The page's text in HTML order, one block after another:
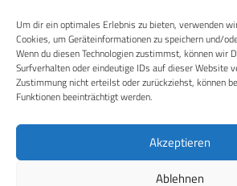
Um dir ein optimales Erlebnis zu bieten, verwenden
Cookies, um Geräteinformationen zu speichern und/
Wenn du diesen Technologien zustimmst, können wir
Surfverhalten oder eindeutige IDs auf dieser Website
Zustimmung nicht erteilst oder zurückziehst, können
Funktionen beeinträchtigt werden.
Akzeptieren
Ablehnen
RECHTLICHES
Datenschutzerklärung
Cookie-Richtlinie (EU)